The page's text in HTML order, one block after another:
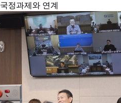
정과제와 연계